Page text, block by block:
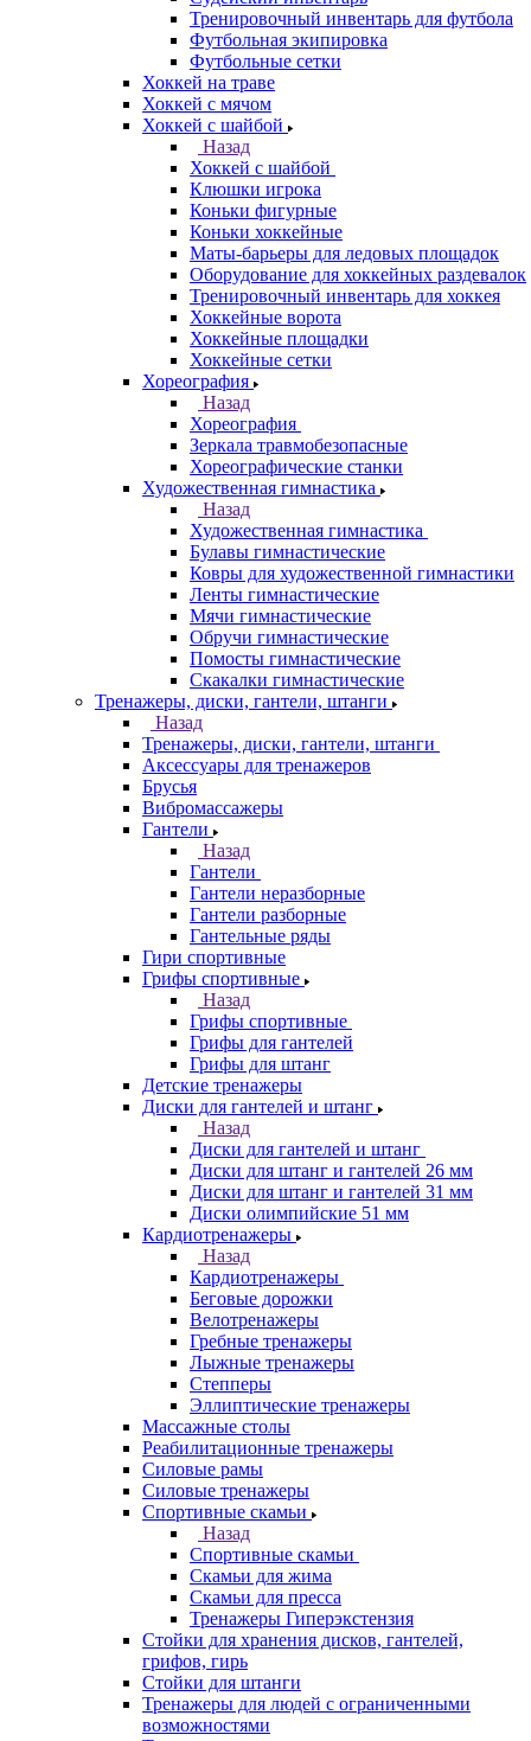
Тренировочный инвентарь для футбола
Футбольная экипировка
Футбольные сетки
Хоккей на траве
Хоккей с мячом
Хоккей с шайбой
Назад
Хоккей с шайбой
Клюшки игрока
Коньки фигурные
Коньки хоккейные
Маты-барьеры для ледовых площадок
Оборудование для хоккейных раздевалок
Тренировочный инвентарь для хоккея
Хоккейные ворота
Хоккейные площадки
Хоккейные сетки
Хореография
Назад
Хореография
Зеркала травмобезопасные
Хореографические станки
Художественная гимнастика
Назад
Художественная гимнастика
Булавы гимнастические
Ковры для художественной гимнастики
Ленты гимнастические
Мячи гимнастические
Обручи гимнастические
Помосты гимнастические
Скакалки гимнастические
Тренажеры, диски, гантели, штанги
Назад
Тренажеры, диски, гантели, штанги
Аксессуары для тренажеров
Брусья
Вибромассажеры
Гантели
Назад
Гантели
Гантели неразборные
Гантели разборные
Гантельные ряды
Гири спортивные
Грифы спортивные
Назад
Грифы спортивные
Грифы для гантелей
Грифы для штанг
Детские тренажеры
Диски для гантелей и штанг
Назад
Диски для гантелей и штанг
Диски для штанг и гантелей 26 мм
Диски для штанг и гантелей 31 мм
Диски олимпийские 51 мм
Кардиотренажеры
Назад
Кардиотренажеры
Беговые дорожки
Велотренажеры
Гребные тренажеры
Лыжные тренажеры
Степперы
Эллиптические тренажеры
Массажные столы
Реабилитационные тренажеры
Силовые рамы
Силовые тренажеры
Спортивные скамьи
Назад
Спортивные скамьи
Скамьи для жима
Скамьи для пресса
Тренажеры Гиперэкстензия
Стойки для хранения дисков, гантелей,
грифов, гирь
Стойки для штанги
Тренажеры для людей с ограниченными
возможностями